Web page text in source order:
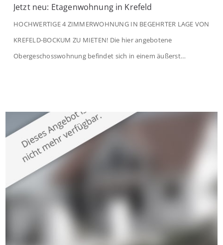
Jetzt neu: Etagenwohnung in Krefeld
HOCHWERTIGE 4 ZIMMERWOHNUNG IN BEGEHRTER LAGE VON
KREFELD-BOCKUM ZU MIETEN! Die hier angebotene
Obergeschosswohnung befindet sich in einem äußerst
großzügige Räume und eine hochwertige Ausstattung, die
modernen Wohnkomfort mit einem stilvollen Ambiente
verbindet. Der […]